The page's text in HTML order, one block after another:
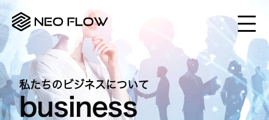
Skip
to
content
私たちのビジネスについて
business